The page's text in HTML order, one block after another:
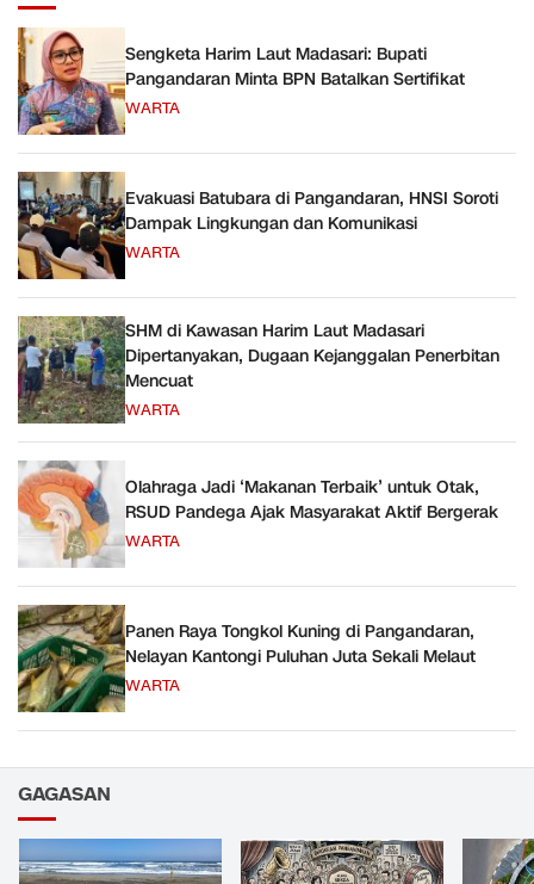
Sengketa Harim Laut Madasari: Bupati
Pangandaran Minta BPN Batalkan Sertifikat
WARTA
Evakuasi Batubara di Pangandaran, HNSI Soroti
Dampak Lingkungan dan Komunikasi
WARTA
SHM di Kawasan Harim Laut Madasari
Dipertanyakan, Dugaan Kejanggalan Penerbitan
Mencuat
WARTA
Olahraga Jadi ‘Makanan Terbaik’ untuk Otak,
RSUD Pandega Ajak Masyarakat Aktif Bergerak
WARTA
Panen Raya Tongkol Kuning di Pangandaran,
Nelayan Kantongi Puluhan Juta Sekali Melaut
WARTA
GAGASAN